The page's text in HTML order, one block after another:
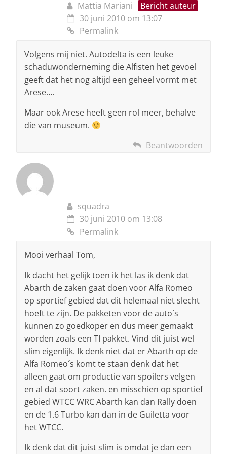
Mattia Mariani
Bericht auteur
30 juni 2010 om 13:07
Permalink
Volgens mij niet. Autodelta is een leuke
schaduwonderneming die Alfisten het gevoel
geeft dat het nog altijd een geheel vormt met
Arese….
Maar ook Arese heeft geen rol meer, behalve
die van museum.
Beantwoorden
squadra
30 juni 2010 om 13:08
Permalink
Mooi verhaal Tom,
Ik dacht het gelijk toen ik het las ik denk dat
Abarth de zaken gaat doen voor Alfa Romeo
op sportief gebied dat dit helemaal niet slecht
hoeft te zijn. De pakketen voor de auto´s
kunnen zo goedkoper en dus meer gemaakt
worden zoals een TI pakket. Vind dit juist wel
slim eigenlijk. Ik denk niet dat er Abarth op de
Alfa Romeo´s komt te staan denk dat het
alleen gaat om productie van spoilers velgen
en al dat soort zaken. en misschien op sportief
gebied WTCC WRC Abarth kan dan Rally doen
en de 1.6 Turbo kan dan in de Guiletta voor
het WTCC.
Ik denk dat dit juist slim is omdat je dan een